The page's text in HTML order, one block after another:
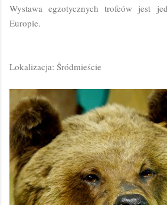
Wystawa egzotycznych trofeów jest
Europie.
Lokalizacja: Śródmieście